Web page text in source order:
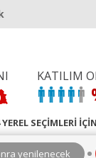
KATILIM
YEREL SEÇİMLERİ
yenilenecek